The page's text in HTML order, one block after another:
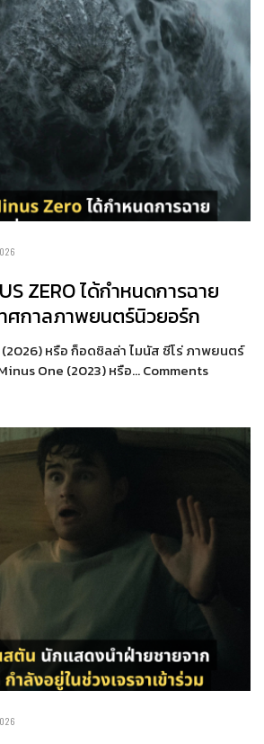
ZERO ได้กำหนดการฉาย
ศกาลภาพยนตร์นิวยอร์ก
หรือ ก็อดซิลล่า ไมนัส ซีโร่ ภาพยนตร์
One (2023) หรือ… Comments